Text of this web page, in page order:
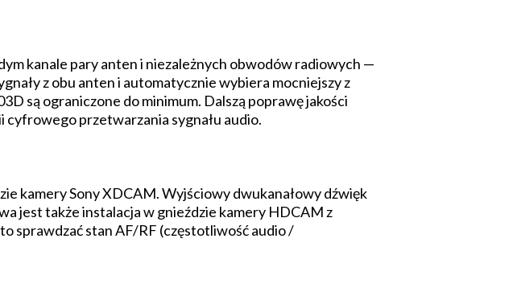
kanale pary anten i niezależnych obwodów radiowych —
z obu anten i automatycznie wybiera mocniejszy z
są ograniczone do minimum. Dalszą poprawę jakości
przetwarzania sygnału audio.
kamery Sony XDCAM. Wyjściowy dwukanałowy dźwięk
jest także instalacja w gnieździe kamery HDCAM z
sprawdzać stan AF/RF (częstotliwość audio /